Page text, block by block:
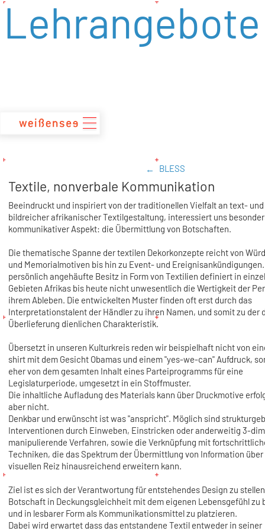
zumLehrangebote
BLESS
Textile, nonverbale Kommunikation
Beeindruckt und inspiriert von der traditionellen Vielfalt an text- und
bildreicher afrikanischer Textilgestaltung, interessiert uns
kommunikativer Aspekt: die Übermittlung von Botschaften.
Die thematische Spanne der textilen Dekorkonzepte reicht von
und Memorialmotiven bis hin zu Event- und
persönlich angehäufte Besitz in Form von Textilien definiert in
Gebieten Afrikas bis heute nicht unwesentlich die Wertigkeit der
ihrem Ableben. Die entwickelten Muster finden oft erst durch das
Interpretationstalent der Händler zu ihren Namen, und somit zu der
Überlieferung dienlichen Charakteristik.
Übersetzt in unseren Kulturkreis reden wir beispielhaft nicht von
shirt mit dem Gesicht Obamas und einem "yes-we-can" Aufdruck,
eher von dem gesamten Inhalt eines Parteiprogramms für eine
Legislaturperiode, umgesetzt in ein Stoffmuster.
Die inhaltliche Aufladung des Materials kann über Druckmotive
aber nicht.
Denkbar und erwünscht ist was "anspricht". Möglich sind
Interventionen durch Einweben, Einstricken oder anderweitig 3-
manipulierende Verfahren, sowie die Verknüpfung mit
Techniken, die das Spektrum der Übermittlung von Information über
visuellen Reiz hinausreichend erweitern kann.
Ziel ist es sich der Verantwortung für entstehendes Design zu
Botschaft in Deckungsgleichheit mit dem eigenen Lebensgefühl zu
und in lesbarer Form als Kommunikationsmittel zu platzieren.
Dabei wird erwartet dass das entstandene Textil entweder in seiner